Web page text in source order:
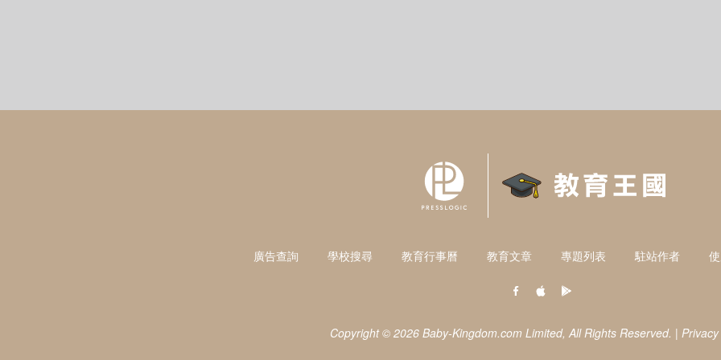
廣告查詢 學校搜尋 教育行事曆 教育文章 專題列表 駐站作者
Copyright © 2026 Baby-Kingdom.com Limited, All Rights Reserved. |